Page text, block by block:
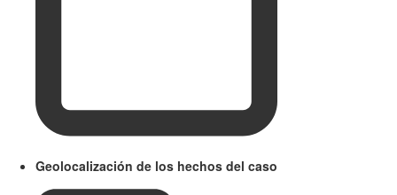
Geolocalización de los hechos del caso